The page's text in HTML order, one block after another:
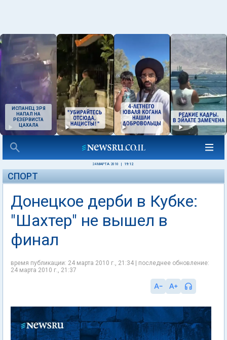
ИСПАНЕЦ ЗРЯ
НАПАЛ НА
РЕЗЕРВИСТА
ЦАХАЛА
24 МАРТА 2010 19:12
СПОРТ
Донецкое дерби в Кубке:
"Шахтер" не вышел в
финал
время публикации: 24 марта 2010 г., 21:34 | последнее обновление:
24 марта 2010 г., 21:37